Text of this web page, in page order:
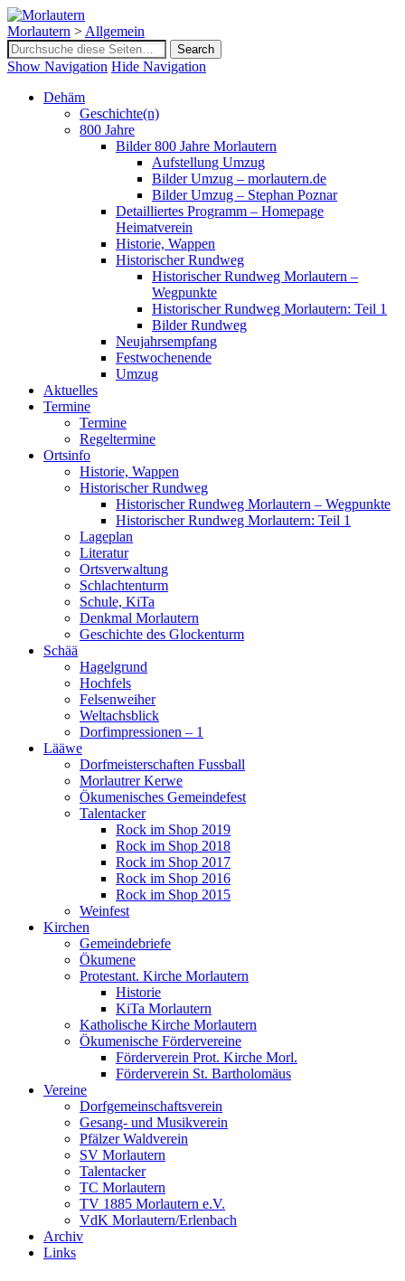
Morlautern > Allgemein
1215 – 2015 : 800 Jahre Morlautern
Show Navigation Hide Navigation
Dehäm
Geschichte(n)
800 Jahre
Bilder 800 Jahre Morlautern
Aufstellung Umzug
Bilder Umzug – morlautern.de
Bilder Umzug – Stephan Poznar
Detailliertes Programm – Homepage
Heimatverein
Historie, Wappen
Historischer Rundweg
Historischer Rundweg Morlautern –
Wegpunkte
Historischer Rundweg Morlautern: Teil 1
Bilder Rundweg
Neujahrsempfang
Festwochenende
Umzug
Aktuelles
Termine
Termine
Regeltermine
Ortsinfo
Historie, Wappen
Historischer Rundweg
Historischer Rundweg Morlautern – Wegpunkte
Historischer Rundweg Morlautern: Teil 1
Lageplan
Literatur
Ortsverwaltung
Schlachtenturm
Schule, KiTa
Denkmal Morlautern
Geschichte des Glockenturm
Schää
Hagelgrund
Hochfels
Felsenweiher
Weltachsblick
Dorfimpressionen – 1
Lääwe
Dorfmeisterschaften Fussball
Morlautrer Kerwe
Ökumenisches Gemeindefest
Talentacker
Rock im Shop 2019
Rock im Shop 2018
Rock im Shop 2017
Rock im Shop 2016
Rock im Shop 2015
Weinfest
Kirchen
Gemeindebriefe
Ökumene
Protestant. Kirche Morlautern
Historie
KiTa Morlautern
Katholische Kirche Morlautern
Ökumenische Fördervereine
Förderverein Prot. Kirche Morl.
Förderverein St. Bartholomäus
Vereine
Dorfgemeinschaftsverein
Gesang- und Musikverein
Pfälzer Waldverein
SV Morlautern
Talentacker
TC Morlautern
TV 1885 Morlautern e.V.
VdK Morlautern/Erlenbach
Archiv
Links